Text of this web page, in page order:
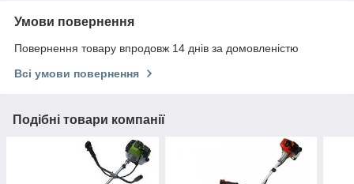
Умови повернення
Повернення товару впродовж 14 днів за домовленістю
Всі умови повернення
Подібні товари компанії